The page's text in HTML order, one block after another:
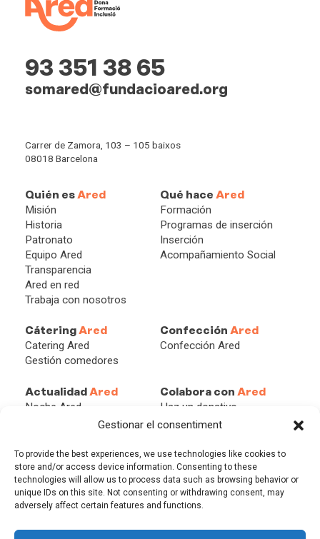
Gestionar el consentiment
To provide the best experiences, we use technologies like cookies to
store and/or access device information. Consenting to these
technologies will allow us to process data such as browsing behavior or
unique IDs on this site. Not consenting or withdrawing consent, may
adversely affect certain features and functions.
93 351 38 65
somared@fundacioared.org
Carrer de Zamora, 103 – 105 baixos
08018 Barcelona
Quién esAred
Misión
Historia
Patronato
Equipo Ared
Transparencia
Ared en red
Trabaja con nosotros
Qué hace Ared
Formación
Programas de inserción
Inserción
Acompañamiento Social
CáteringAred
Catering Ared
Gestión comedores
Confección Ared
Confección Ared
Actualidad Ared
Noche Ared
Colabora con Ared
Haz un donativo
Becas Ared
Empresa solidaria
Persona solidaria
Herencias y Legados